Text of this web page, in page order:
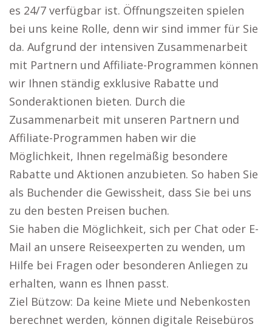
es 24/7 verfügbar ist. Öffnungszeiten spielen
bei uns keine Rolle, denn wir sind immer für Sie
da. Aufgrund der intensiven Zusammenarbeit
mit Partnern und Affiliate-Programmen können
wir Ihnen ständig exklusive Rabatte und
Sonderaktionen bieten. Durch die
Zusammenarbeit mit unseren Partnern und
Affiliate-Programmen haben wir die
Möglichkeit, Ihnen regelmäßig besondere
Rabatte und Aktionen anzubieten. So haben Sie
als Buchender die Gewissheit, dass Sie bei uns
zu den besten Preisen buchen.
Sie haben die Möglichkeit, sich per Chat oder E-
Mail an unsere Reiseexperten zu wenden, um
Hilfe bei Fragen oder besonderen Anliegen zu
erhalten, wann es Ihnen passt.
Ziel Bützow: Da keine Miete und Nebenkosten
berechnet werden, können digitale Reisebüros